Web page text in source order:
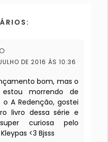
DE 2016 ÀS 10:36
bom, mas o
morrendo de
A Redenção, gostei
livro dessa série e
curiosa pelo
<3 Bjsss